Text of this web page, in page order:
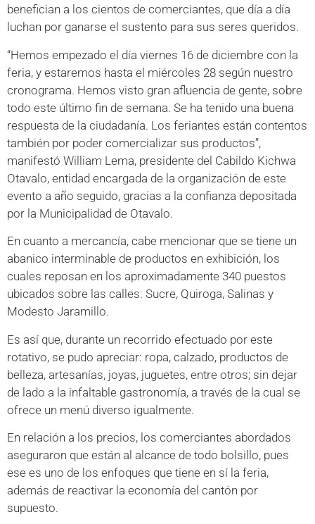
benefician a los cientos de comerciantes, que día a día
luchan por ganarse el sustento para sus seres queridos.
“Hemos empezado el día viernes 16 de diciembre con la
feria, y estaremos hasta el miércoles 28 según nuestro
cronograma. Hemos visto gran afluencia de gente, sobre
todo este último fin de semana. Se ha tenido una buena
respuesta de la ciudadanía. Los feriantes están contentos
también por poder comercializar sus productos”,
manifestó William Lema, presidente del Cabildo Kichwa
Otavalo, entidad encargada de la organización de este
evento a año seguido, gracias a la confianza depositada
por la Municipalidad de Otavalo.
En cuanto a mercancía, cabe mencionar que se tiene un
abanico interminable de productos en exhibición, los
cuales reposan en los aproximadamente 340 puestos
ubicados sobre las calles: Sucre, Quiroga, Salinas y
Modesto Jaramillo.
Es así que, durante un recorrido efectuado por este
rotativo, se pudo apreciar: ropa, calzado, productos de
belleza, artesanías, joyas, juguetes, entre otros; sin dejar
de lado a la infaltable gastronomía, a través de la cual se
ofrece un menú diverso igualmente.
En relación a los precios, los comerciantes abordados
aseguraron que están al alcance de todo bolsillo, pues
ese es uno de los enfoques que tiene en sí la feria,
además de reactivar la economía del cantón por
supuesto.